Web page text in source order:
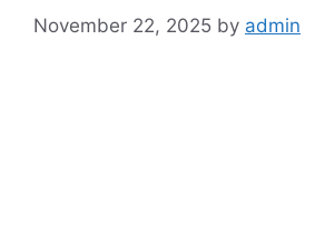
November 22, 2025 by admin